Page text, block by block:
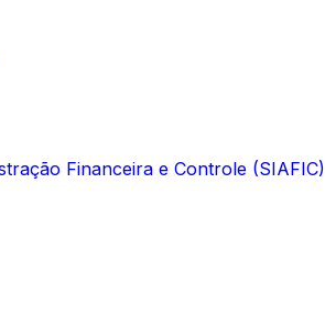
Financeira e Controle (SIAFIC)